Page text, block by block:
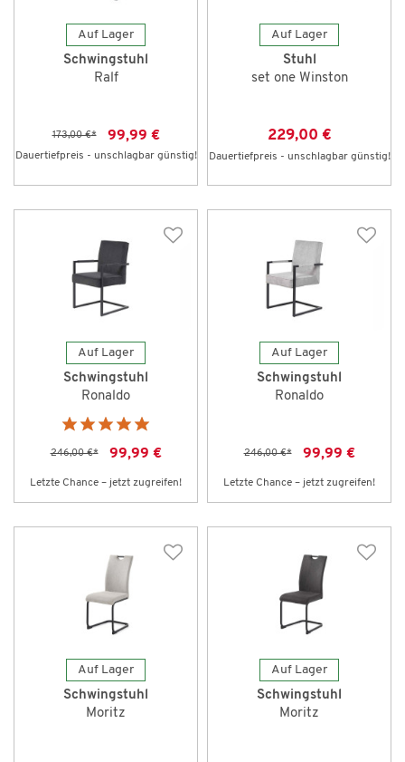
Auf Lager
Schwingstuhl
Ralf
173,00 €* 99,99 €
Dauertiefpreis - unschlagbar günstig!
Auf Lager
Stuhl
set one Winston
229,00 €
Dauertiefpreis - unschlagbar günstig!
Auf Lager
Schwingstuhl
Ronaldo
246,00 €* 99,99 €
Letzte Chance – jetzt zugreifen!
Auf Lager
Schwingstuhl
Ronaldo
246,00 €* 99,99 €
Letzte Chance – jetzt zugreifen!
Auf Lager
Schwingstuhl
Moritz
Auf Lager
Schwingstuhl
Moritz